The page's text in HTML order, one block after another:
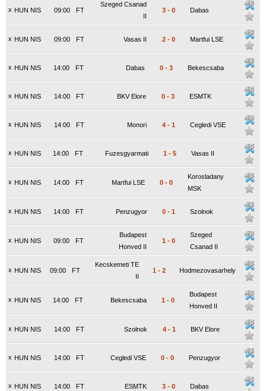
x HUN NIS FT
09:00
Szeged Csanad
II
3 - 0 Dabas
x HUN NIS FT
09:00 Vasas II 2 - 0 Martfui LSE
x HUN NIS FT
14:00 Dabas 0 - 3 Bekescsaba
x HUN NIS FT
14:00 BKV Elore 0 - 3 ESMTK
x HUN NIS FT
14:00 Monori 4 - 1 Cegledi VSE
x HUN NIS FT
14:00 Fuzesgyarmati 1 - 5 Vasas II
x HUN NIS FT
14:00 Martfui LSE 0 - 0
Korosladany
MSK
x HUN NIS FT
14:00 Penzugyor 0 - 1 Szolnok
x HUN NIS FT
09:00
Budapest
Honved II
1 - 0
Szeged
Csanad II
x HUN NIS FT
09:00
Kecskemeti TE
II
1 - 2 Hodmezovasarhely
x HUN NIS FT
14:00 Bekescsaba 1 - 0
Budapest
Honved II
x HUN NIS FT
14:00 Szolnok 4 - 1 BKV Elore
x HUN NIS FT
14:00 Cegledi VSE 0 - 0 Penzugyor
x HUN NIS FT
14:00 ESMTK 3 - 0 Dabas